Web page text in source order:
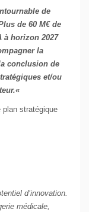
de
de 60 M€ de
à horizon 2027
la
conclusion de
et/ou
«
plan stratégique
d’innovation.
médicale,